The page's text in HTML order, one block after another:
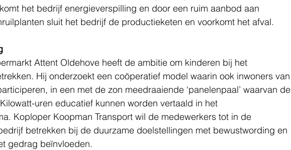
het bedrijf energieverspilling en door een ruim aanbod aan
sluit het bedrijf de productieketen en voorkomt het afval.
Attent Oldehove heeft de ambitie om kinderen bij het
Hij onderzoekt een coöperatief model waarin ook inwoners van
in een met de zon meedraaiende ‘panelenpaal’ waarvan de
uren educatief kunnen worden vertaald in het
Koploper Koopman Transport wil de medewerkers tot in de
betrekken bij de duurzame doelstellingen met bewustwording en
gedrag beïnvloeden.